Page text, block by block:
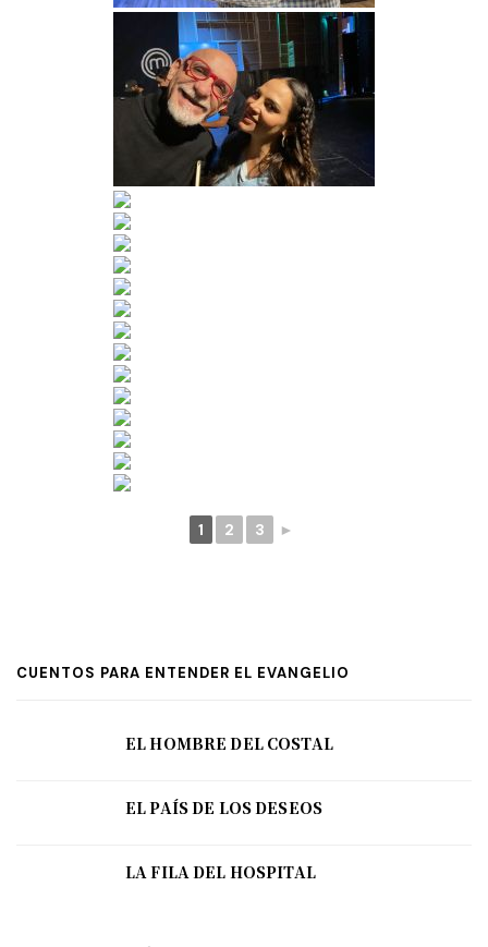
1 2 3 ►
CUENTOS PARA ENTENDER EL EVANGELIO
EL HOMBRE DEL COSTAL
EL PAÍS DE LOS DESEOS
LA FILA DEL HOSPITAL